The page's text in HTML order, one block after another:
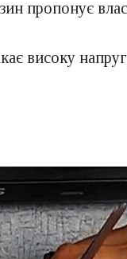
пропонує
високу